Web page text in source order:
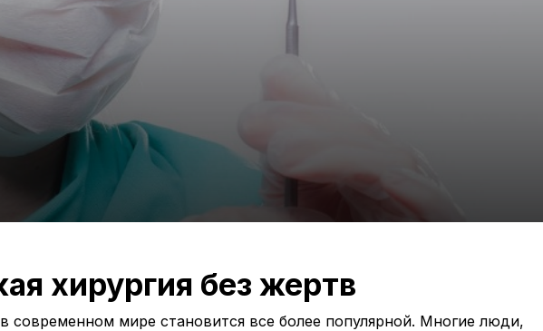
хирургия без жертв
в современном мире становится все более популярной. Многие люди,